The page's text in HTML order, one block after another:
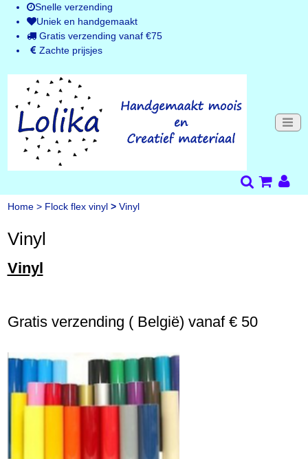
Snelle verzending
Uniek en handgemaakt
Gratis verzending vanaf €75
Zachte prijsjes
Home > Flock flex vinyl > Vinyl
Vinyl
Vinyl
Gratis verzending ( België) vanaf € 50